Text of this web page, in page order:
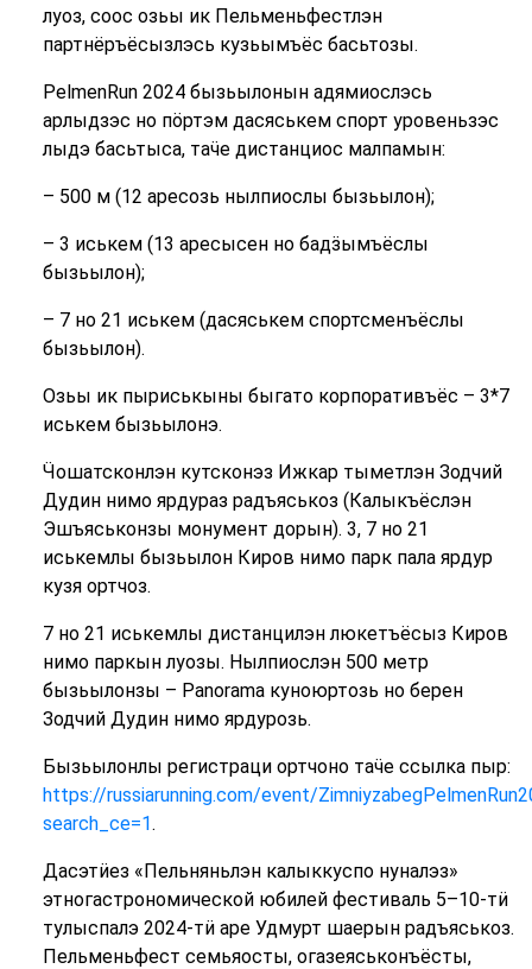
луоз, соос озьы ик Пельменьфестлэн
партнёръёсызлэсь кузьымъёс басьтозы.
PelmenRun 2024 бызьылонын адямиослэсь
арлыдзэс но пӧртэм дасяськем спорт уровеньзэс
лыдэ басьтыса, таӵе дистанциос малпамын:
– 500 м (12 аресозь нылпиослы бызьылон);
– 3 иськем (13 аресысен но бадӟымъёслы
бызьылон);
– 7 но 21 иськем (дасяськем спортсменъёслы
бызьылон).
Озьы ик пыриськыны быгато корпоративъёс – 3*7
иськем бызьылонэ.
Ӵошатсконлэн кутсконэз Ижкар тыметлэн Зодчий
Дудин нимо ярдураз радъяськоз (Калыкъёслэн
Эшъяськонзы монумент дорын). 3, 7 но 21
иськемлы бызьылон Киров нимо парк пала ярдур
кузя ортчоз.
7 но 21 иськемлы дистанцилэн люкетъёсыз Киров
нимо паркын луозы. Нылпиослэн 500 метр
бызьылонзы – Panorama куноюртозь но берен
Зодчий Дудин нимо ярдурозь.
Бызьылонлы регистраци ортчоно таӵе ссылка пыр:
https://russiarunning.com/event/
search_ce=1.
Дасэтӥез «Пельняньлэн калыккуспо нуналэз»
этногастрономической юбилей фестиваль 5–10-тӥ
тулыспалэ 2024-тӥ аре Удмурт шаерын радъяськоз.
Пельменьфест семьяосты, огазеяськонъёсты,